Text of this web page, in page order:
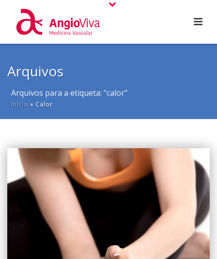
Arquivos
Arquivos para a etiqueta: "calor"
Início »Calor